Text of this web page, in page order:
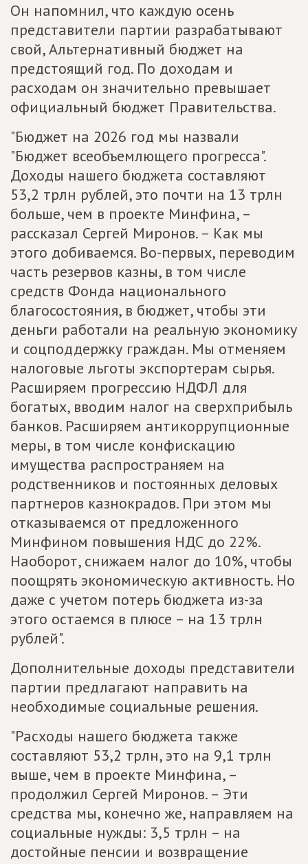
Он напомнил, что каждую осень
представители партии разрабатывают
свой, Альтернативный бюджет на
предстоящий год. По доходам и
расходам он значительно превышает
официальный бюджет Правительства.
"Бюджет на 2026 год мы назвали
"Бюджет всеобъемлющего прогресса".
Доходы нашего бюджета составляют
53,2 трлн рублей, это почти на 13 трлн
больше, чем в проекте Минфина, –
рассказал Сергей Миронов. – Как мы
этого добиваемся. Во-первых, переводим
часть резервов казны, в том числе
средств Фонда национального
благосостояния, в бюджет, чтобы эти
деньги работали на реальную экономику
и соцподдержку граждан. Мы отменяем
налоговые льготы экспортерам сырья.
Расширяем прогрессию НДФЛ для
богатых, вводим налог на сверхприбыль
банков. Расширяем антикоррупционные
меры, в том числе конфискацию
имущества распространяем на
родственников и постоянных деловых
партнеров казнокрадов. При этом мы
отказываемся от предложенного
Минфином повышения НДС до 22%.
Наоборот, снижаем налог до 10%, чтобы
поощрять экономическую активность. Но
даже с учетом потерь бюджета из-за
этого остаемся в плюсе – на 13 трлн
рублей".
Дополнительные доходы представители
партии предлагают направить на
необходимые социальные решения.
"Расходы нашего бюджета также
составляют 53,2 трлн, это на 9,1 трлн
выше, чем в проекте Минфина, –
продолжил Сергей Миронов. – Эти
средства мы, конечно же, направляем на
социальные нужды: 3,5 трлн – на
достойные пенсии и возвращение